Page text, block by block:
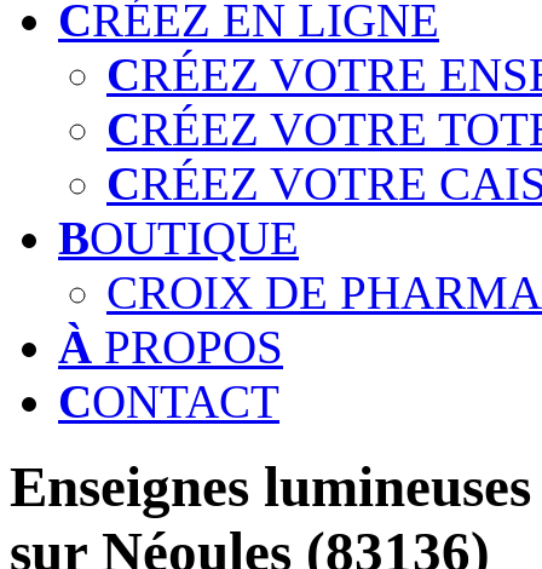
CRÉEZ EN LIGNE
CRÉEZ VOTRE
CRÉEZ VOTRE
CRÉEZ VOTRE
BOUTIQUE
CROIX DE
À PROPOS
CONTACT
Enseignes
sur Néoules (83136)